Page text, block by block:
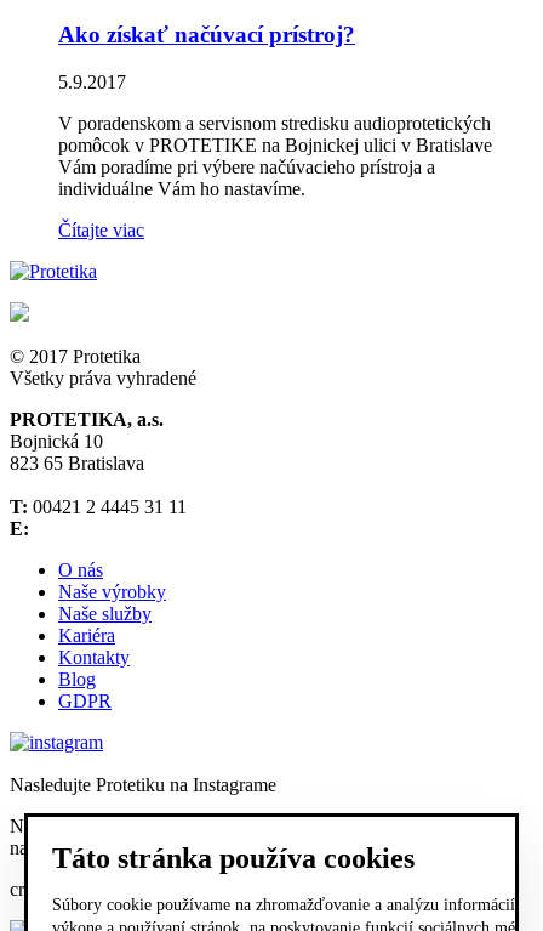
Ako získať načúvací prístroj?
5.9.2017
V poradenskom a servisnom stredisku audioprotetických
pomôcok v PROTETIKE na Bojnickej ulici v Bratislave
Vám poradíme pri výbere načúvacieho prístroja a
individuálne Vám ho nastavíme.
Čítajte viac
© 2017 Protetika
Všetky práva vyhradené
PROTETIKA, a.s.
Bojnická 10
823 65 Bratislava
T: 00421 2 4445 31 11
E:
O nás
Naše výrobky
Naše služby
Kariéra
Kontakty
Blog
GDPR
Nasledujte Protetiku na Instagrame
Nasledujte Protetiku
na Facebooku
created by:
Táto stránka používa cookies
Súbory cookie používame na zhromažďovanie a analýzu informácií o